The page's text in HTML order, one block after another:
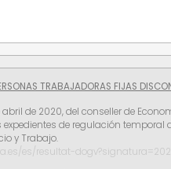
TRABAJADORAS FIJAS
abril de 2020, del conseller de
de regulación temporal
y Trabajo.
es/resultat-